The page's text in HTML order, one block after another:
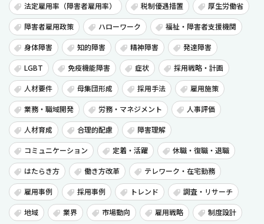
法定雇用率（障害者雇用率） 税制優遇措置 厚生労働省
障害者雇用政策 ハローワーク 福祉・障害者支援機関
身体障害 知的障害 精神障害 発達障害
LGBT 免疫機能障害 症状 採用戦略・計画
人材要件 母集団形成 採用手法 雇用施策
業務・職域開発 労務・マネジメント 人事評価
人材育成 合理的配慮 障害理解
コミュニケーション 定着・活躍 休職・復職・退職
はたらき方 働き方改革 テレワーク・在宅勤務
雇用事例 採用事例 トレンド 調査・リサーチ
地域 業界 市場動向 雇用戦略 制度設計